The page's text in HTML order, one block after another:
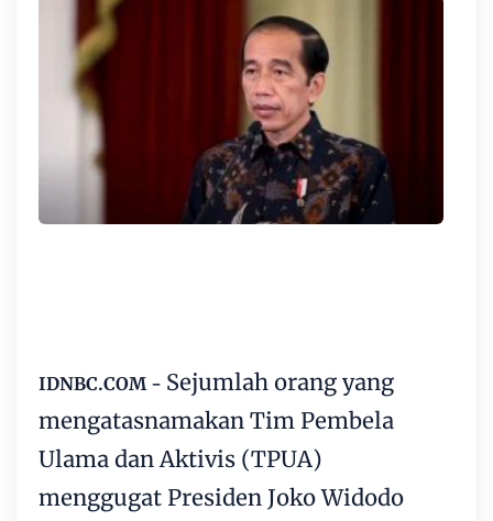
IDNBC.COM - Sejumlah orang yang
mengatasnamakan Tim Pembela
Ulama dan Aktivis (TPUA)
menggugat Presiden Joko Widodo